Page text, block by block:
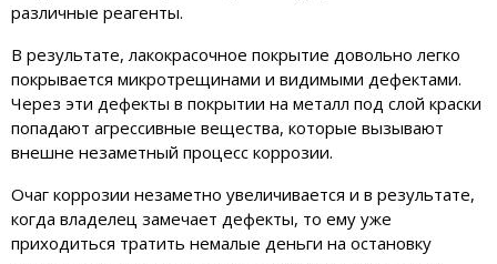
различные реагенты.
В результате, лакокрасочное покрытие довольно легко
покрывается микротрещинами и видимыми дефектами.
Через эти дефекты в покрытии на металл под слой краски
попадают агрессивные вещества, которые вызывают
внешне незаметный процесс коррозии.
Очаг коррозии незаметно увеличивается и в результате,
когда владелец замечает дефекты, то ему уже
приходиться тратить немалые деньги на остановку